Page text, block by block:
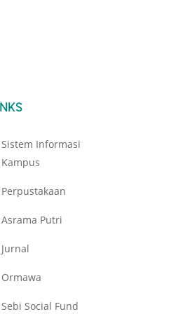
Sistem Informasi
Kampus
Perpustakaan
Asrama Putri
Jurnal
Ormawa
Sebi Social Fund